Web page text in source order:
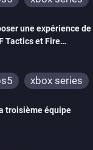
une expérience de
Tactics et Fire
xbox series
troisième équipe